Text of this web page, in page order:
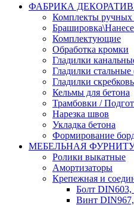
ФАБРИКА
Комплекты ручных
Комплектующие
Обработка кромки
Гладилки
Гладилки
Гладилки
Кельмы для бетона
Трамбовки /
Нарезка швов
Укладка бетона
Формирование
МЕБЕЛЬНАЯ
Ролики выкатные
Амортизаторы
Крепежная и
Болт DIN603,
Винт